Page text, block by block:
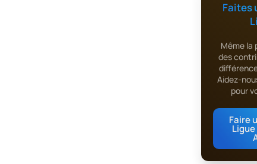
Faites
Même la
des
Aidez-
pour
Faire